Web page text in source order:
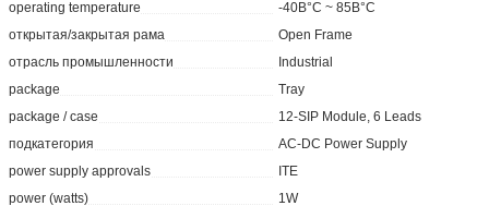
operating temperature
-40В°C ~ 85В°C
открытая/закрытая рама
Open Frame
отрасль промышленности
Industrial
package
Tray
package / case
12-SIP Module, 6 Leads
подкатегория
AC-DC Power Supply
power supply approvals
ITE
power (watts)
1W